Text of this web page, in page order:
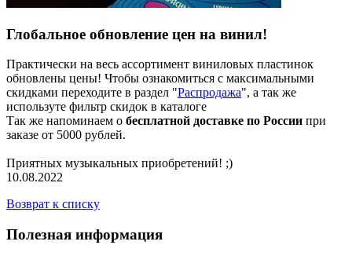
Глобальное обновление цен на винил!
Практически на весь ассортимент виниловых пластинок
обновлены цены! Чтобы ознакомиться с максимальными
скидками переходите в раздел "Распродажа", а так же
используте фильтр скидок в каталоге
Так же напоминаем о бесплатной доставке по России при
заказе от 5000 рублей.
Приятных музыкальных приобретений! ;)
10.08.2022
Возврат к списку
Полезная информация